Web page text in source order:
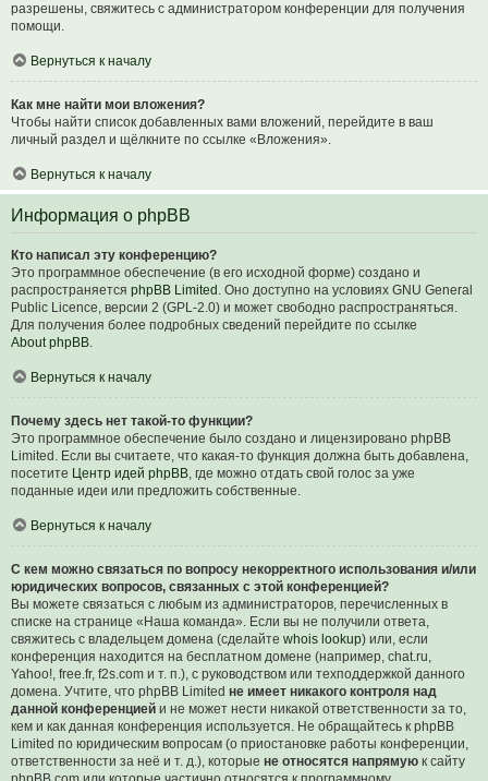
разрешены, свяжитесь с администратором конференции для получения
помощи.
Вернуться к началу
Как мне найти мои вложения?
Чтобы найти список добавленных вами вложений, перейдите в ваш
личный раздел и щёлкните по ссылке «Вложения».
Вернуться к началу
Информация о phpBB
Кто написал эту конференцию?
Это программное обеспечение (в его исходной форме) создано и
распространяется phpBB Limited . Оно доступно на условиях GNU General
Public Licence, версии 2 (GPL-2.0) и может свободно распространяться.
Для получения более подробных сведений перейдите по ссылке
About phpBB.
Вернуться к началу
Почему здесь нет такой-то функции?
Это программное обеспечение было создано и лицензировано phpBB
Limited. Если вы считаете, что какая-то функция должна быть добавлена,
посетите Центр идей phpBB, где можно отдать свой голос за уже
поданные идеи или предложить собственные.
Вернуться к началу
С кем можно связаться по вопросу некорректного использования и/или
юридических вопросов, связанных с этой конференцией?
Вы можете связаться с любым из администраторов, перечисленных в
списке на странице «Наша команда». Если вы не получили ответа,
свяжитесь с владельцем домена (сделайте whois lookup) или, если
конференция находится на бесплатном домене (например, chat.ru,
Yahoo!, free.fr, f2s.com и т. п.), с руководством или техподдержкой данного
домена. Учтите, что phpBB Limited не имеет никакого контроля над
данной конференцией и не может нести никакой ответственности за то,
кем и как данная конференция используется. Не обращайтесь к phpBB
Limited по юридическим вопросам (о приостановке работы конференции,
ответственности за неё и т. д.), которые не относятся напрямую к сайту